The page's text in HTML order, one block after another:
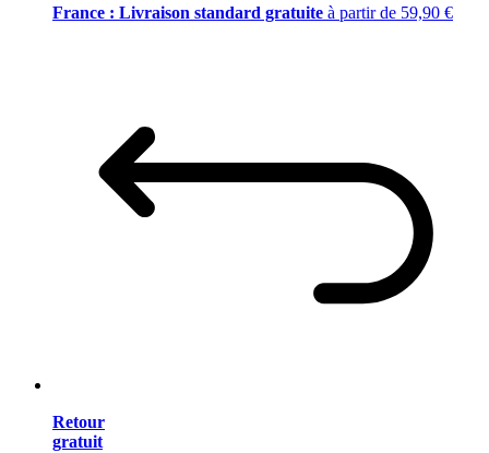
France : Livraison standard gratuite à partir de 59,90 €
Retour
gratuit